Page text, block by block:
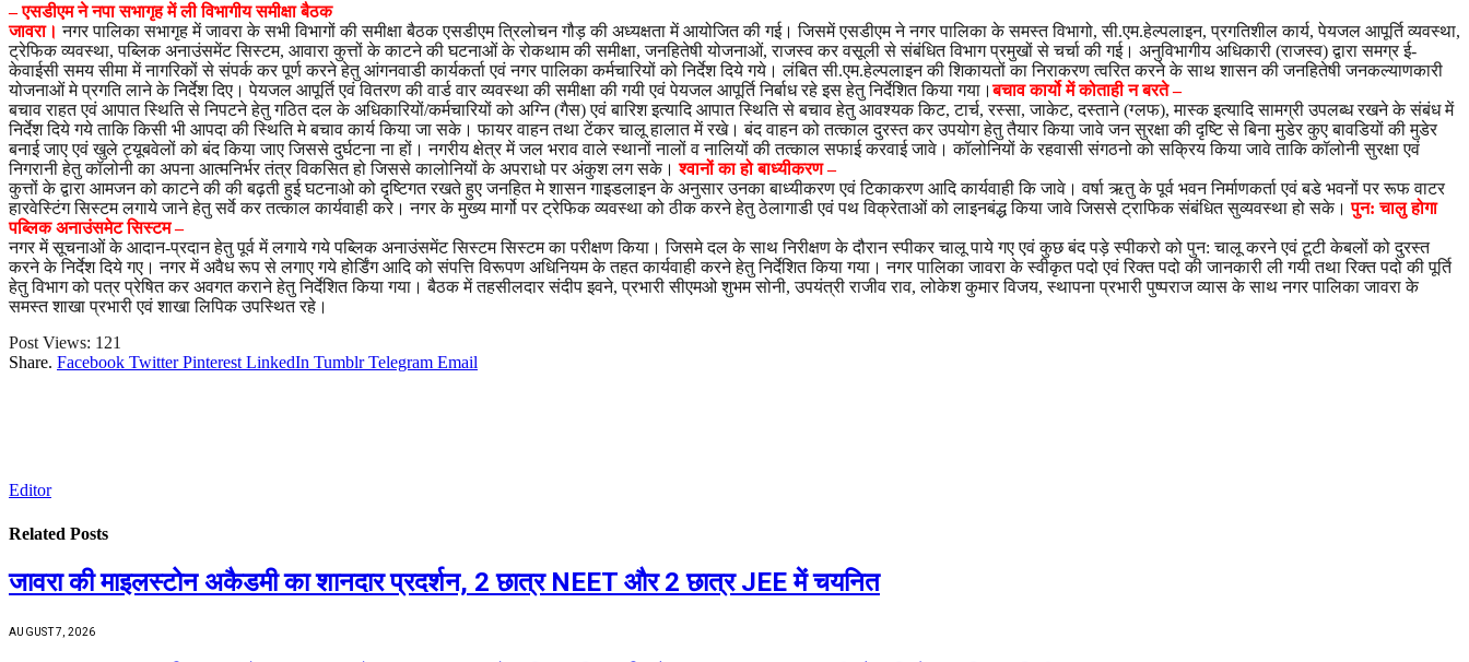
– एसडीएम ने नपा सभागृह में ली विभागीय समीक्षा बैठक
जावरा। नगर पालिका सभागृह में जावरा के सभी विभागों की समीक्षा बैठक एसडीएम त्रिलोचन गौड़ की अध्यक्षता में आयोजित की गई। जिसमें एसडीएम ने नगर पालिका के समस्त विभागो, सी.एम.हेल्पलाइन, प्रगतिशील कार्य, पेयजल आपूर्ति व्यवस्था,
ट्रेफिक व्यवस्था, पब्लिक अनाउंसमेंट सिस्टम, आवारा कुत्तों के काटने की घटनाओं के रोकथाम की समीक्षा, जनहितेषी योजनाओं, राजस्व कर वसूली से संबंधित विभाग प्रमुखों से चर्चा की गई। अनुविभागीय अधिकारी (राजस्व) द्वारा समग्र ई-
केवाईसी समय सीमा में नागरिकों से संपर्क कर पूर्ण करने हेतु आंगनवाडी कार्यकर्ता एवं नगर पालिका कर्मचारियों को निर्देश दिये गये। लंबित सी.एम.हेल्पलाइन की शिकायतों का निराकरण त्वरित करने के साथ शासन की जनहितेषी जनकल्याणकारी
योजनाओं मे प्रगति लाने के निर्देश दिए। पेयजल आपूर्ति एवं वितरण की वार्ड वार व्यवस्था की समीक्षा की गयी एवं पेयजल आपूर्ति निर्बाध रहे इस हेतु निर्देशित किया गया।बचाव कार्यो में कोताही न बरते –
बचाव राहत एवं आपात स्थिति से निपटने हेतु गठित दल के अधिकारियों/कर्मचारियों को अग्नि (गैस) एवं बारिश इत्यादि आपात स्थिति से बचाव हेतु आवश्यक किट, टार्च, रस्सा, जाकेट, दस्ताने (ग्लफ), मास्क इत्यादि सामग्री उपलब्ध रखने के संबंध में
निर्देश दिये गये ताकि किसी भी आपदा की स्थिति मे बचाव कार्य किया जा सके। फायर वाहन तथा टेंकर चालू हालात में रखे। बंद वाहन को तत्काल दुरस्त कर उपयोग हेतु तैयार किया जावे जन सुरक्षा की दृष्टि से बिना मुडेर कुए बावडियों की मुडेर
बनाई जाए एवं खुले ट्यूबवेलों को बंद किया जाए जिससे दुर्घटना ना हों। नगरीय क्षेत्र में जल भराव वाले स्थानों नालों व नालियों की तत्काल सफाई करवाई जावे। कॉलोनियों के रहवासी संगठनो को सक्रिय किया जावे ताकि कॉलोनी सुरक्षा एवं
निगरानी हेतु कॉलोनी का अपना आत्मनिर्भर तंत्र विकसित हो जिससे कालोनियों के अपराधो पर अंकुश लग सके। श्वानों का हो बाध्यीकरण –
कुत्तों के द्वारा आमजन को काटने की की बढ़ती हुई घटनाओ को दृष्टिगत रखते हुए जनहित मे शासन गाइडलाइन के अनुसार उनका बाध्यीकरण एवं टिकाकरण आदि कार्यवाही कि जावे। वर्षा ऋतु के पूर्व भवन निर्माणकर्ता एवं बडे भवनों पर रूफ वाटर
हारवेस्टिंग सिस्टम लगाये जाने हेतु सर्वे कर तत्काल कार्यवाही करे। नगर के मुख्य मार्गो पर ट्रेफिक व्यवस्था को ठीक करने हेतु ठेलागाडी एवं पथ विक्रेताओं को लाइनबंद्ध किया जावे जिससे ट्राफिक संबंधित सुव्यवस्था हो सके। पुन: चालु होगा
पब्लिक अनाउंसमेट सिस्टम –
नगर में सूचनाओं के आदान-प्रदान हेतु पूर्व में लगाये गये पब्लिक अनाउंसमेंट सिस्टम सिस्टम का परीक्षण किया। जिसमे दल के साथ निरीक्षण के दौरान स्पीकर चालू पाये गए एवं कुछ बंद पड़े स्पीकरो को पुन: चालू करने एवं टूटी केबलों को दुरस्त
करने के निर्देश दिये गए। नगर में अवैध रूप से लगाए गये होर्डिंग आदि को संपत्ति विरूपण अधिनियम के तहत कार्यवाही करने हेतु निर्देशित किया गया। नगर पालिका जावरा के स्वीकृत पदो एवं रिक्त पदो की जानकारी ली गयी तथा रिक्त पदो की पूर्ति
हेतु विभाग को पत्र प्रेषित कर अवगत कराने हेतु निर्देशित किया गया। बैठक में तहसीलदार संदीप इवने, प्रभारी सीएमओ शुभम सोनी, उपयंत्री राजीव राव, लोकेश कुमार विजय, स्थापना प्रभारी पुष्पराज व्यास के साथ नगर पालिका जावरा के
समस्त शाखा प्रभारी एवं शाखा लिपिक उपस्थित रहे।
Post Views: 121
Share. Facebook Twitter Pinterest LinkedIn Tumblr Telegram Email
Editor
Related Posts
जावरा की माइलस्टोन अकैडमी का शानदार प्रदर्शन, 2 छात्र NEET और 2 छात्र JEE में चयनित
AUGUST 7, 2026